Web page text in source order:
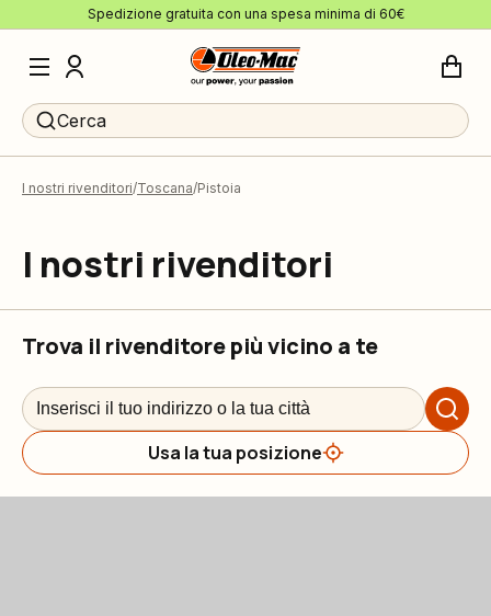
Spedizione gratuita con una spesa minima di 60€
Cerca
I nostri rivenditori Toscana Pistoia
I nostri rivenditori
Trova il rivenditore più vicino a te
Usa la tua posizione